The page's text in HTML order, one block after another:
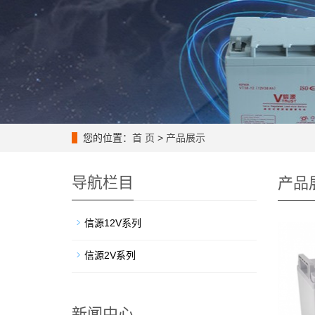
您的位置： 首 页 > 产品展示
产品
导航栏目
信源12V系列
信源2V系列